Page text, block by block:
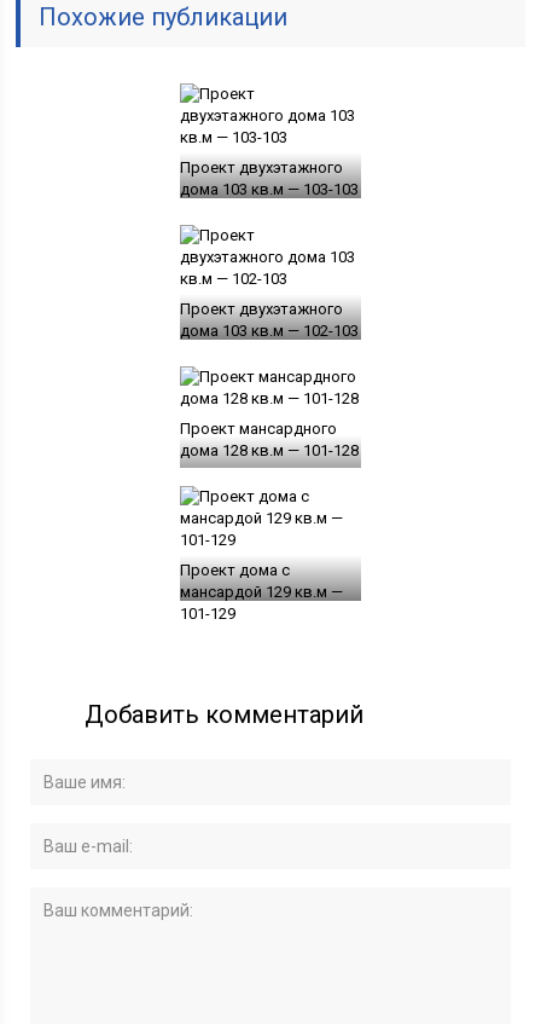
Похожие публикации
Проект двухэтажного
дома 103 кв.м — 103-103
Проект двухэтажного
дома 103 кв.м — 102-103
Проект мансардного
дома 128 кв.м — 101-128
Проект дома с
мансардой 129 кв.м —
101-129
Добавить комментарий